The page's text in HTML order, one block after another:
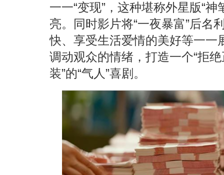
一一“变现”，这种堪称外星版“
亮。同时影片将“一夜暴富”后名
快、享受生活爱情的美好等一一
调动观众的情绪，打造一个“拒绝
装”的“气人”喜剧。